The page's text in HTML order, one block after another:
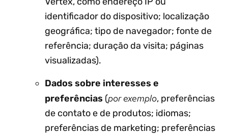
identificador do dispositivo; localização
geográfica; tipo de navegador; fonte de
referência; duração da visita; páginas
visualizadas).
Dados sobre interesses e
preferências (por exemplo, preferências
de contato e de produtos; idiomas;
preferências de marketing; preferências